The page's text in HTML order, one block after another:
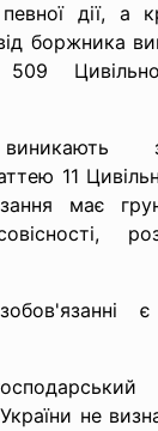
дії, а
боржника
виникають
11
має
не